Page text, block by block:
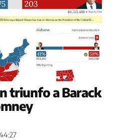
triunfo a Barack